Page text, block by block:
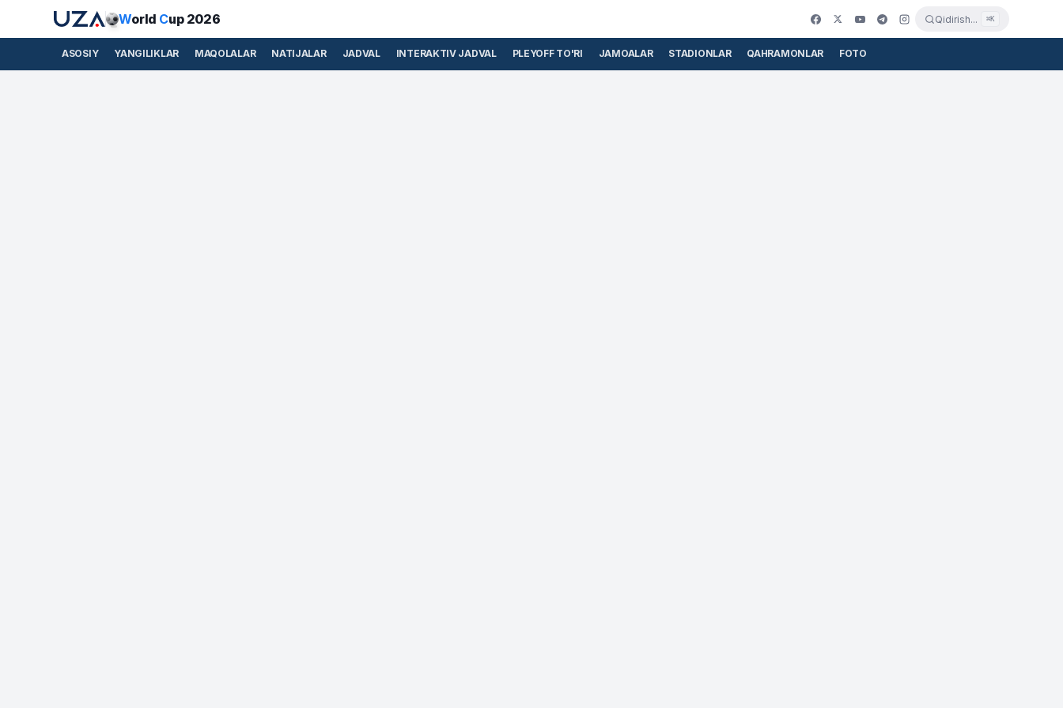
World Cup 2026 Qidirish... ⌘K
ASOSIY YANGILIKLAR MAQOLALAR NATIJALAR JADVAL INTERAKTIV JADVAL PLEYOFF TO'RI JAMOALAR STADIONLAR QAHRAMONLAR FOTO